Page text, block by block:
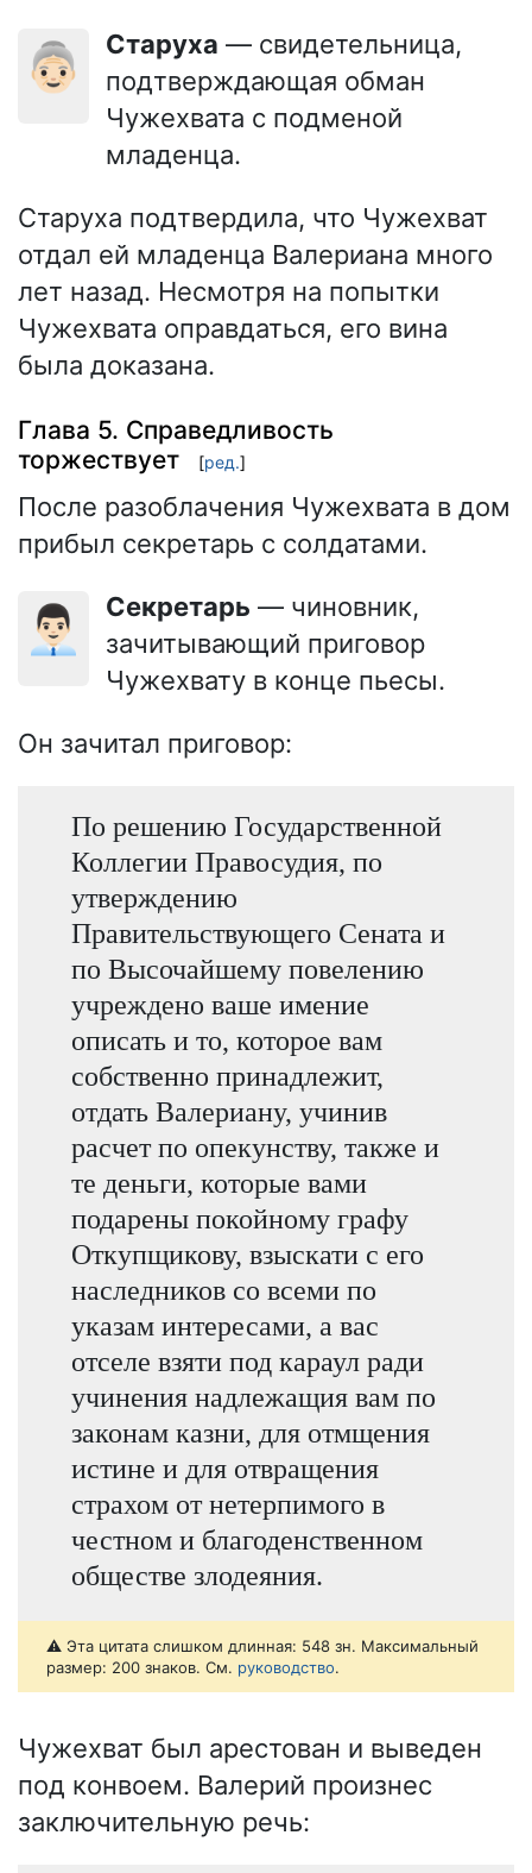
👵🏻 Старуха — свидетельница,
подтверждающая обман
Чужехвата с подменой
младенца.
Старуха подтвердила, что Чужехват
отдал ей младенца Валериана много
лет назад. Несмотря на попытки
Чужехвата оправдаться, его вина
была доказана.
Глава 5. Справедливость
торжествует
[ред.]
После разоблачения Чужехвата в дом
прибыл секретарь с солдатами.
👨🏻‍💼 Секретарь — чиновник,
зачитывающий приговор
Чужехвату в конце пьесы.
Он зачитал приговор:
По решению Государственной
Коллегии Правосудия, по
утверждению
Правительствующего Сената и
по Высочайшему повелению
учреждено ваше имение
описать и то, которое вам
собственно принадлежит,
отдать Валериану, учинив
расчет по опекунству, также и
те деньги, которые вами
подарены покойному графу
Откупщикову, взыскати с его
наследников со всеми по
указам интересами, а вас
отселе взяти под караул ради
учинения надлежащия вам по
законам казни, для отмщения
истине и для отвращения
страхом от нетерпимого в
честном и благоденственном
обществе злодеяния.
⚠️ Эта цитата слишком длинная: 548 зн. Максимальный
размер: 200 знаков. См. руководство.
Чужехват был арестован и выведен
под конвоем. Валерий произнес
заключительную речь: